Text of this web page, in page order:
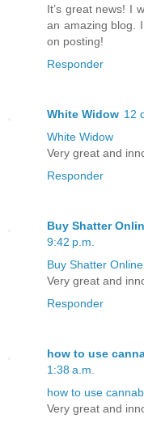
It’s great news! I
an amazing blog.
on posting!
Responder
White Widow 12
White Widow
Very great and
Responder
Buy Shatter
9:42 p.m.
Buy Shatter
Very great and
Responder
how to use
1:38 a.m.
how to use
Very great and